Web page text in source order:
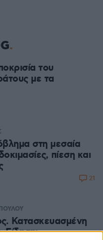
του
με τα
στη μεσαία
πίεση και
21
Κατασκευασμένη
Είδηση;